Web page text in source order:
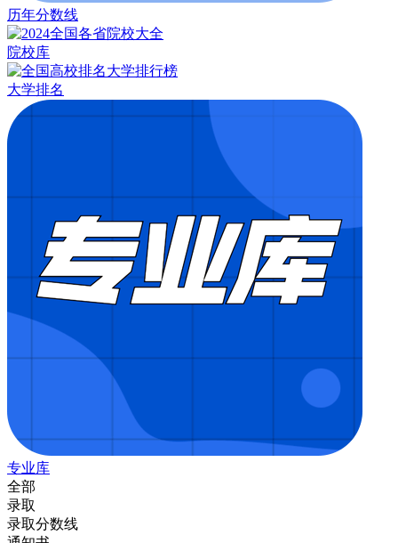
历年分数线
院校库
大学排名
专业库
全部
录取
录取分数线